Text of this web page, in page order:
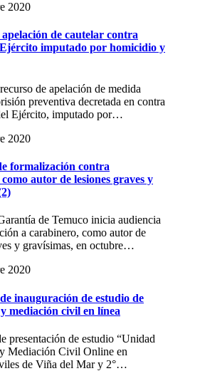
2020
apelación de cautelar contra
imputado por homicidio y
de apelación de medida
preventiva decretada en contra
Ejército, imputado por…
2020
formalización contra
autor de lesiones graves y
de Temuco inicia audiencia
a carabinero, como autor de
y gravísimas, en octubre…
2020
inauguración de estudio de
mediación civil en línea
presentación de estudio “Unidad
Mediación Civil Online en
de Viña del Mar y 2°…